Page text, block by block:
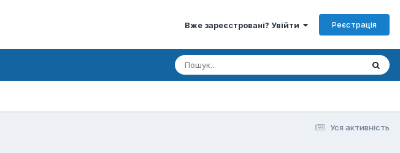
Вже зареєстровані? Увійти Реєстрація
Уся активність